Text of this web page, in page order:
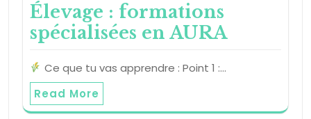
Élevage : formations
spécialisées en AURA
Ce que tu vas apprendre : Point 1 :…
Read More